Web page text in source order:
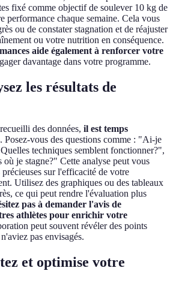
fixé comme objectif de soulever 10 kg de
performance chaque semaine. Cela vous
ou de constater stagnation et de réajuster
ou votre nutrition en conséquence.
aide également à renforcer votre
davantage dans votre programme.
les résultats de
des données, il est temps
. Posez-vous des questions comme : "Ai-je
techniques semblent fonctionner?",
je stagne?" Cette analyse peut vous
sur l'efficacité de votre
Utilisez des graphiques ou des tableaux
ce qui peut rendre l'évaluation plus
pas à demander l'avis de
athlètes pour enrichir votre
peut souvent révéler des points
pas envisagés.
et optimise votre